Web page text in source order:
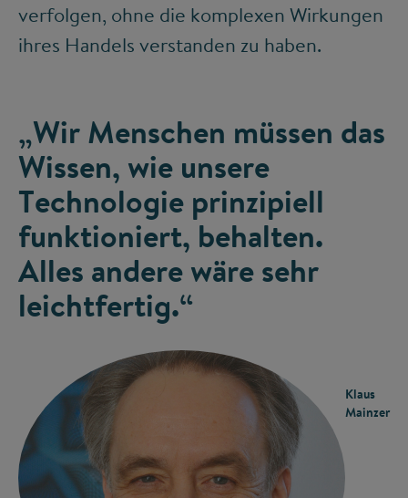
verfolgen, ohne die komplexen Wirkungen
ihres Handels verstanden zu haben.
„Wir Menschen müssen das
Wissen, wie unsere
Technologie prinzipiell
funktioniert, behalten.
Alles andere wäre sehr
leichtfertig.“
Klaus
Mainzer